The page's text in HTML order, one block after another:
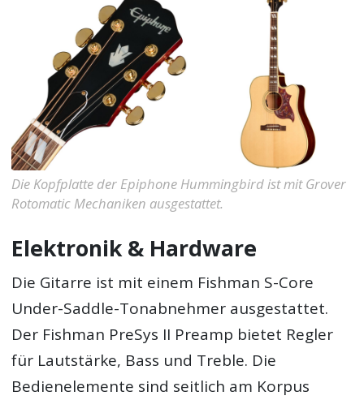
Die Kopfplatte der Epiphone Hummingbird ist mit Grover
Rotomatic Mechaniken ausgestattet.
Elektronik & Hardware
Die Gitarre ist mit einem Fishman S-Core
Under-Saddle-Tonabnehmer ausgestattet.
Der Fishman PreSys II Preamp bietet Regler
für Lautstärke, Bass und Treble. Die
Bedienelemente sind seitlich am Korpus